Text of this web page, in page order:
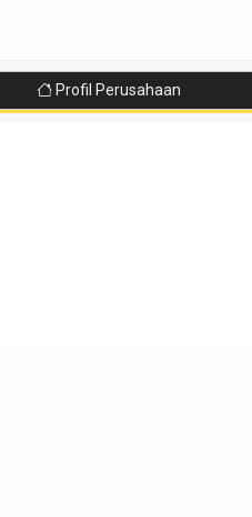
Profil Perusahaan